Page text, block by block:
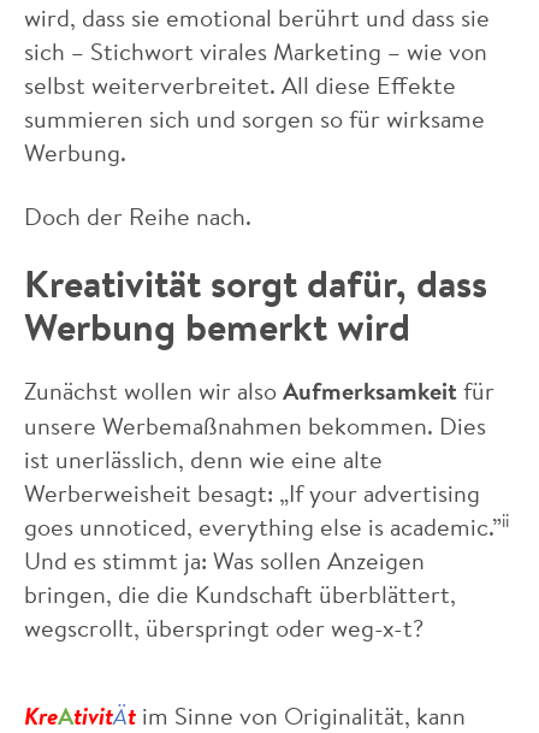
wird, dass sie emotional berührt und dass sie
sich – Stichwort virales Marketing – wie von
selbst weiterverbreitet. All diese Effekte
summieren sich und sorgen so für wirksame
Werbung.
Doch der Reihe nach.
Kreativität sorgt dafür, dass
Werbung bemerkt wird
Zunächst wollen wir alsoAufmerksamkeitfür
unsere Werbemaßnahmen bekommen. Dies
ist unerlässlich, denn wie eine alte
Werberweisheit besagt: „If your advertising
goes unnoticed, everything else is academic.”ii
Und es stimmt ja: Was sollen Anzeigen
bringen, die die Kundschaft überblättert,
wegscrollt, überspringt oder weg-x-t?
KreAtivitÄt im Sinne von Originalität, kann